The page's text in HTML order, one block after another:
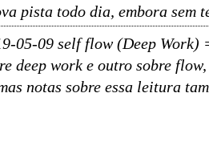
pista todo dia, embora
05-09 self flow (Deep Work)
deep work e outro sobre
notas sobre essa leitura